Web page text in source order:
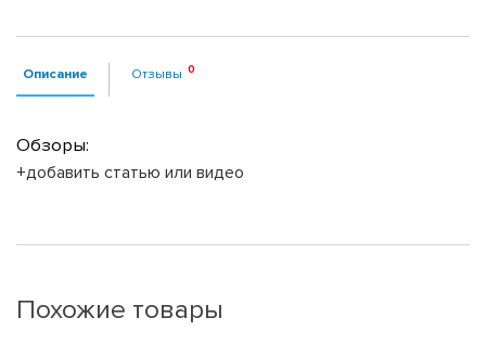
Описание Отзывы
Обзоры:
+добавить статью или видео
Похожие товары